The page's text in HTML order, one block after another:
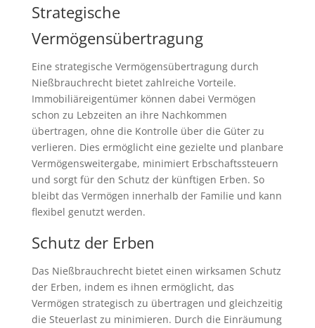
Strategische
Vermögensübertragung
Eine strategische Vermögensübertragung durch
Nießbrauchrecht bietet zahlreiche Vorteile.
Immobiliäreigentümer können dabei Vermögen
schon zu Lebzeiten an ihre Nachkommen
übertragen, ohne die Kontrolle über die Güter zu
verlieren. Dies ermöglicht eine gezielte und planbare
Vermögensweitergabe, minimiert Erbschaftssteuern
und sorgt für den Schutz der künftigen Erben. So
bleibt das Vermögen innerhalb der Familie und kann
flexibel genutzt werden.
Schutz der Erben
Das Nießbrauchrecht bietet einen wirksamen Schutz
der Erben, indem es ihnen ermöglicht, das
Vermögen strategisch zu übertragen und gleichzeitig
die Steuerlast zu minimieren. Durch die Einräumung